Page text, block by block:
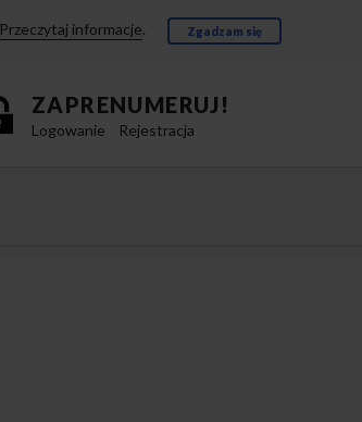
Przeczytaj informacje. Zgadzam się
ZAPRENUMERUJ!
Logowanie Rejestracja